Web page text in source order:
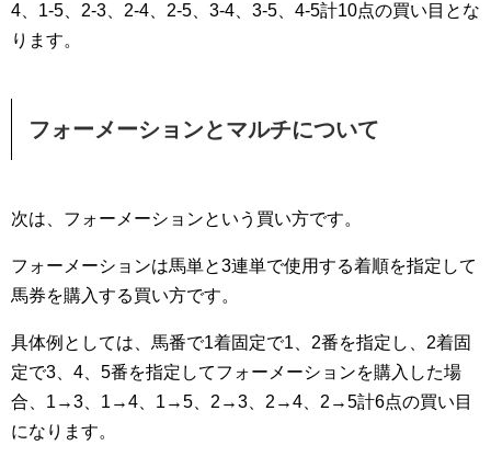
4、1-5、2-3、2-4、2-5、3-4、3-5、4-5計10点の買い目とな
ります。
フォーメーションとマルチについて
次は、フォーメーションという買い方です。
フォーメーションは馬単と3連単で使用する着順を指定して
馬券を購入する買い方です。
具体例としては、馬番で1着固定で1、2番を指定し、2着固
定で3、4、5番を指定してフォーメーションを購入した場
合、1→3、1→4、1→5、2→3、2→4、2→5計6点の買い目
になります。